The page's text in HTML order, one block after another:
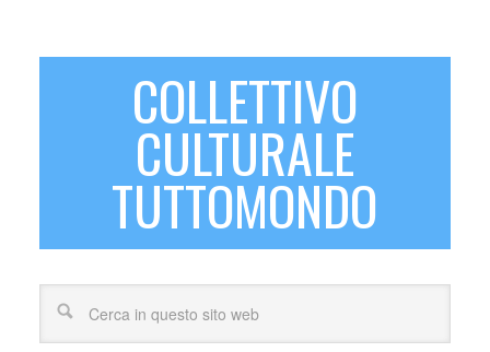
COLLETTIVO
CULTURALE
TUTTOMONDO